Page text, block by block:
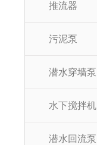
推流器
污泥泵
潜水穿墙泵
水下搅拌机
潜水回流泵